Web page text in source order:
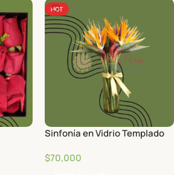
HOT
Sinfonía en Vidrio Templado
$70,000